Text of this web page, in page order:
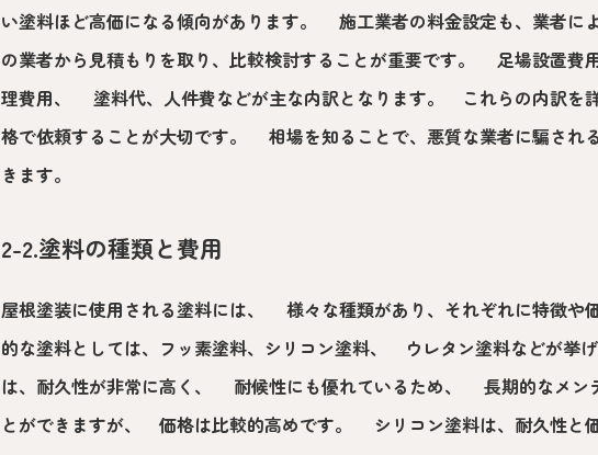
い塗料ほど高価になる傾向があります。 施工業者の料金設定も、業者
の業者から見積もりを取り、比較検討することが重要です。 足場設置費
理費用、 塗料代、人件費などが主な内訳となります。 これらの内訳
格で依頼することが大切です。 相場を知ることで、悪質な業者に騙され
きます。
2-2.塗料の種類と費用
屋根塗装に使用される塗料には、 様々な種類があり、それぞれに特徴
的な塗料としては、フッ素塗料、シリコン塗料、 ウレタン塗料などが
は、耐久性が非常に高く、 耐候性にも優れているため、 長期的なメン
とができますが、 価格は比較的高めです。 シリコン塗料は、耐久性と